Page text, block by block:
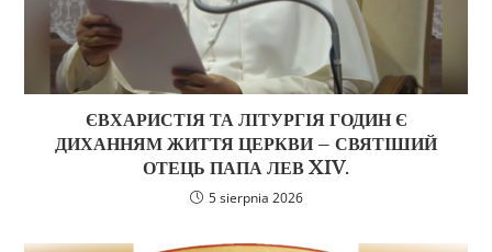
ЄВХАРИСТІЯ ТА ЛІТУРГІЯ ГОДИН Є
ДИХАННЯМ ЖИТТЯ ЦЕРКВИ – СВЯТІШИЙ
ОТЕЦЬ ПАПА ЛЕВ XIV.
5 sierpnia 2026